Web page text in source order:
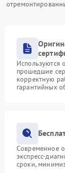
Используются
прошедшие
корректную
гарантийных
Современное
экспресс-
сроки,